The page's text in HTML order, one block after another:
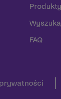
Produkty
FAQ